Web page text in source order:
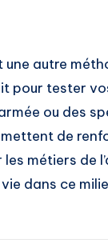
une autre
pour tester
ou des
de
les métiers de
dans ce